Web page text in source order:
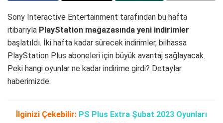
Sony Interactive Entertainment tarafından bu hafta
itibarıyla PlayStation mağazasında yeni indirimler
başlatıldı. İki hafta kadar sürecek indirimler, bilhassa
PlayStation Plus aboneleri için büyük avantaj sağlayacak.
Peki hangi oyunlar ne kadar indirime girdi? Detaylar
haberimizde.
İlginizi Çekebilir: PS Plus Extra Şubat 2023 Oyunları